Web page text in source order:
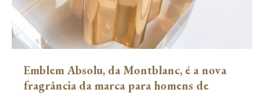
Emblem Absolu, da Montblanc, é a nova
fragrância da marca para homens de